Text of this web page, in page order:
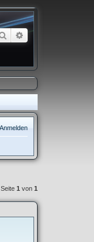
Suche Erweiterte Suche
Anmelden
1 von 1